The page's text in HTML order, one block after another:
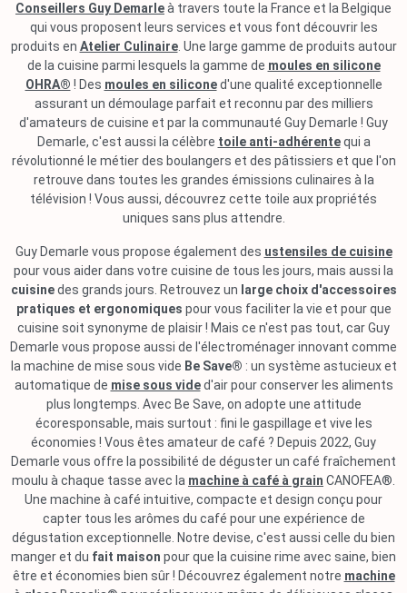
Conseillers Guy Demarleà travers toute la France et la Belgique
qui vous proposent leurs services et vous font découvrir les
produits en Atelier Culinaire. Une large gamme de produits autour
de la cuisine parmi lesquels la gamme de moules en silicone
OHRA® ! Des moules en siliconed'une qualité exceptionnelle
assurant un démoulage parfait et reconnu par des milliers
d'amateurs de cuisine et par la communauté Guy Demarle ! Guy
Demarle, c'est aussi la célèbre toile anti-adhérentequi a
révolutionné le métier des boulangers et des pâtissiers et que l'on
retrouve dans toutes les grandes émissions culinaires à la
télévision ! Vous aussi, découvrez cette toile aux propriétés
uniques sans plus attendre.
Guy Demarle vous propose également des ustensiles de cuisine
pour vous aider dans votre cuisine de tous les jours, mais aussi la
cuisinedes grands jours. Retrouvez un large choix d'accessoires
pratiques et ergonomiques pour vous faciliter la vie et pour que
cuisine soit synonyme de plaisir ! Mais ce n'est pas tout, car Guy
Demarle vous propose aussi de l'électroménager innovant comme
la machine de mise sous vide Be Save® : un système astucieux et
automatique de mise sous vided'air pour conserver les aliments
plus longtemps. Avec Be Save, on adopte une attitude
écoresponsable, mais surtout : fini le gaspillage et vive les
économies ! Vous êtes amateur de café ? Depuis 2022, Guy
Demarle vous offre la possibilité de déguster un café fraîchement
moulu à chaque tasse avec la machine à café à grain CANOFEA®.
Une machine à café intuitive, compacte et design conçu pour
capter tous les arômes du café pour une expérience de
dégustation exceptionnelle. Notre devise, c'est aussi celle du bien
manger et du fait maison pour que la cuisine rime avec saine, bien
être et économies bien sûr ! Découvrez également notre machine